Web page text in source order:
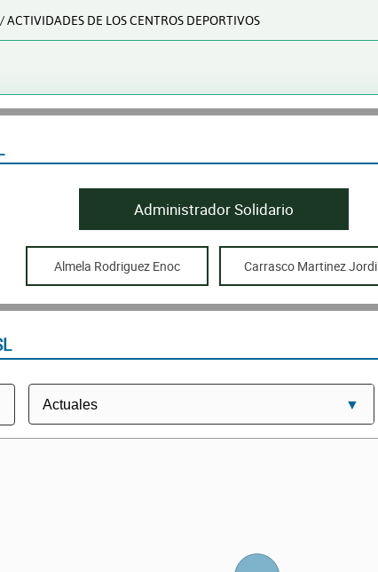
DE LOS CENTROS DEPORTIVOS
Administrador Solidario
Almela Rodriguez Enoc Carrasco Martinez Jordi